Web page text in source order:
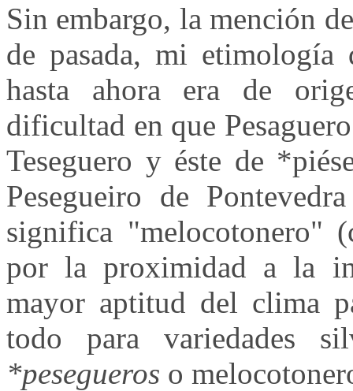
Sin embargo, la mención
de pasada, mi etimología
hasta ahora era de
dificultad en que
Teseguero y éste de
Pesegueiro de
significa "melocotonero"
por la proximidad a la
mayor aptitud del clima
todo para variedades
*pesegueros o